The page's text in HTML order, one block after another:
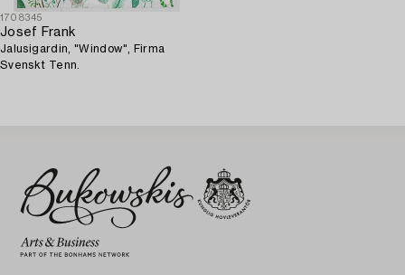
1708345
Josef Frank
Jalusigardin, "Window", Firma
Svenskt Tenn.